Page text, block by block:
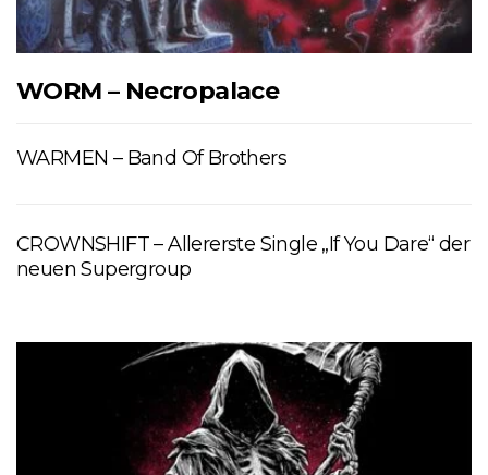
WORM – Necropalace
WARMEN – Band Of Brothers
CROWNSHIFT – Allererste Single „If You Dare“ der
neuen Supergroup